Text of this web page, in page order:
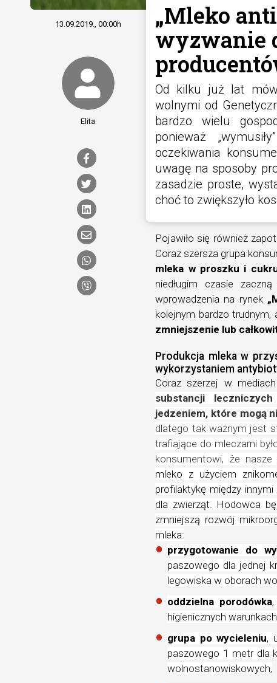
„Mleko
wyzwanie
Od kilku już lat
wolnymi od
bardzo wielu
ponieważ
oczekiwania
uwagę na sposoby
zasadzie proste,
choć to zwiększyło
13.09.2019., 00:00h
Elita
Pojawiło się również
Coraz szersza grupa
mleka w proszku i
niedługim czasie
wprowadzenia na rynek
kolejnym bardzo
zmniejszenie lub
Produkcja mleka w
wykorzystaniem
Coraz szerzej w
substancji
jedzeniem, które mogą
dlatego tak ważnym jest
trafiające do mleczarni
konsumentowi, że
mleko z użyciem
profilaktykę między
dla zwierząt. Hodowca
zmniejszą rozwój
mleka:
przygotowanie do
paszowego dla jednej
legowiska w oborach
oddzielna porodówka
higienicznych
grupa po wycieleniu,
paszowego 1 metr dla
wolnostanowiskowych,